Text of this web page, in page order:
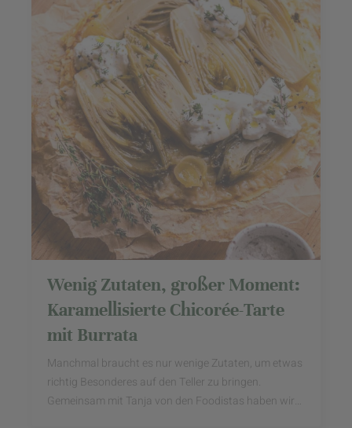
Wenig Zutaten, großer Moment:
Karamellisierte Chicorée-Tarte
mit Burrata
Manchmal braucht es nur wenige Zutaten, um etwas
richtig Besonderes auf den Teller zu bringen.
Gemeinsam mit Tanja von den Foodistas haben wir